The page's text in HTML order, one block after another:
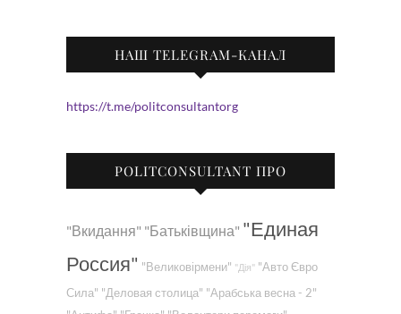
НАШ TELEGRAM-КАНАЛ
https://t.me/politconsultantorg
POLITCONSULTANT ПРО
"Вкидання" "Батьківщина" "Единая
Россия" "Великовірмени" "Дія" "Авто Євро
Сила" "Деловая столица" "Арабська весна - 2"